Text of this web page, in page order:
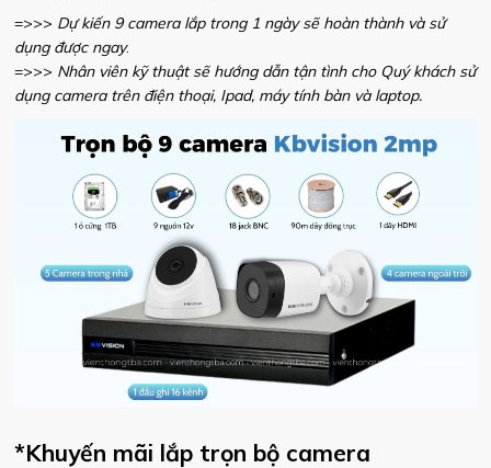
=>>> Dự kiến 9 camera lắp trong 1 ngày sẽ hoàn thành và sử
dụng được ngay.
=>>> Nhân viên kỹ thuật sẽ hướng dẫn tận tình cho Quý khách sử
dụng camera trên điện thoại, Ipad, máy tính bàn và laptop.
*Khuyến mãi lắp trọn bộ camera